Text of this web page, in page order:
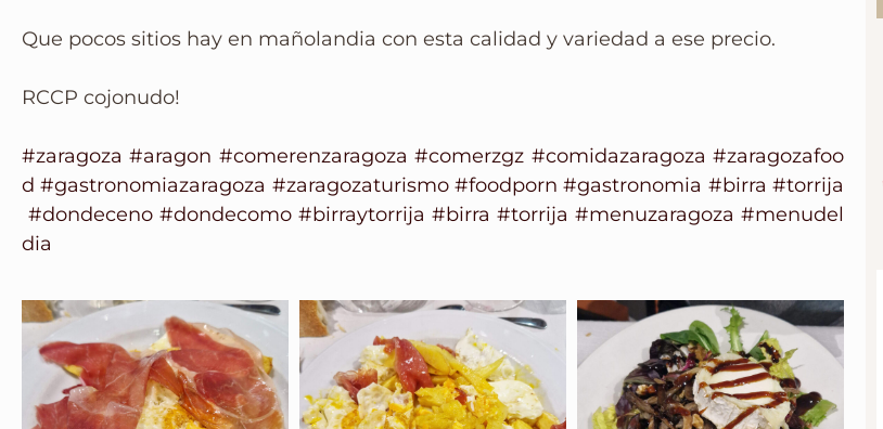
Que pocos sitios hay en mañolandia con esta calidad y variedad a ese precio.
RCCP cojonudo!
#zaragoza #aragon #comerenzaragoza #comerzgz #comidazaragoza #zaragozafoo
d #gastronomiazaragoza #zaragozaturismo #foodporn #gastronomia #birra #torrija
#dondeceno #dondecomo #birraytorrija #birra #torrija #menuzaragoza #menudel
dia